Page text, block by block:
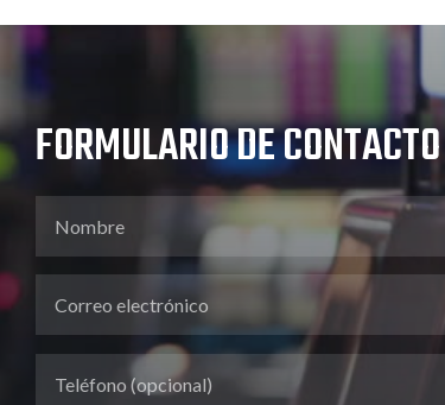
FORMULARIO DE CONTACTO